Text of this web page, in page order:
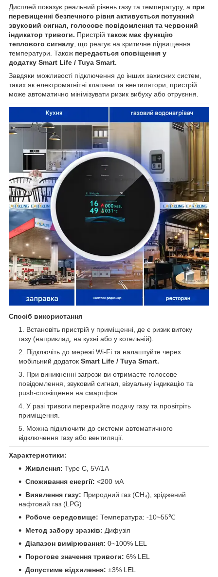
Дисплей показує реальний рівень газу та температуру, а при
перевищенні безпечного рівня активується потужний
звуковий сигнал, голосове повідомлення та червоний
індикатор тривоги. Пристрій також має функцію
теплового сигналу, що реагує на критичне підвищення
температури. Також передається сповіщення у
додатку Smart Life / Tuya Smart.
Завдяки можливості підключення до інших захисних систем,
таких як електромагнітні клапани та вентилятори, пристрій
може автоматично мінімізувати ризик вибуху або отруєння.
Спосіб використання
Встановіть пристрій у приміщенні, де є ризик витоку
газу (наприклад, на кухні або у котельній).
Підключіть до мережі Wi-Fi та налаштуйте через
мобільний додаток Smart Life / Tuya Smart.
При виникненні загрози ви отримаєте голосове
повідомлення, звуковий сигнал, візуальну індикацію та
push-сповіщення на смартфон.
У разі тривоги перекрийте подачу газу та провітріть
приміщення.
Можна підключити до системи автоматичного
відключення газу або вентиляції.
Характеристики:
Живлення: Type C, 5V/1A
Споживання енергії: <200 мА
Виявлення газу: Природний газ (CH₄), зріджений
нафтовий газ (LPG)
Робоче середовище: Температура: -10~55℃
Метод забору зразків: Дифузія
Діапазон вимірювання: 0~100% LEL
Порогове значення тривоги: 6% LEL
Допустиме відхилення: ±3% LEL